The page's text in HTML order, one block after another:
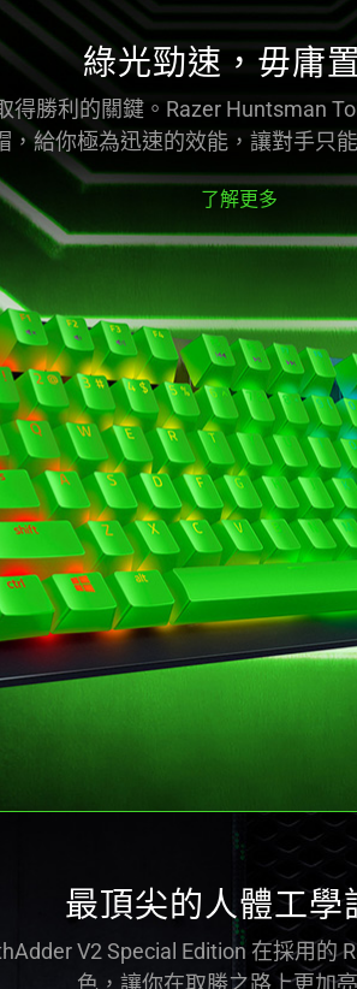
綠光勁速，毋庸
勝利的關鍵。Razer Huntsman
，給你極為迅速的效能，讓對手只
了解更多
最頂尖的人體工學
V2 Special Edition 在採用的
色，讓你在取勝之路上更加